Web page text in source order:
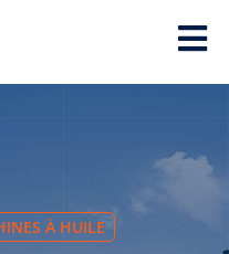
À HUILE